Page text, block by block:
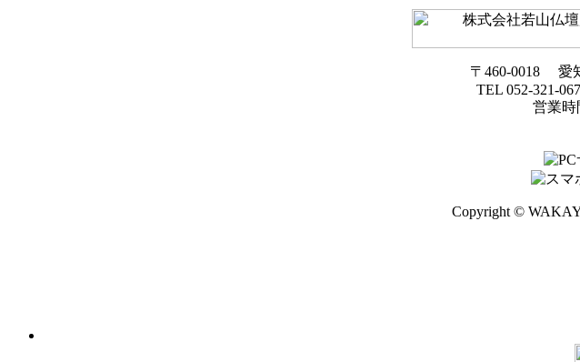
〒460-0018 愛
TEL 052-321-
営業時
Copyright ©